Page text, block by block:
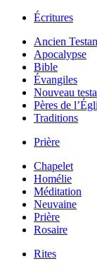
Écritures
Ancien
Apocalypse
Bible
Évangiles
Nouveau
Pères de
Traditions
Prière
Chapelet
Homélie
Méditation
Neuvaine
Prière
Rosaire
Rites